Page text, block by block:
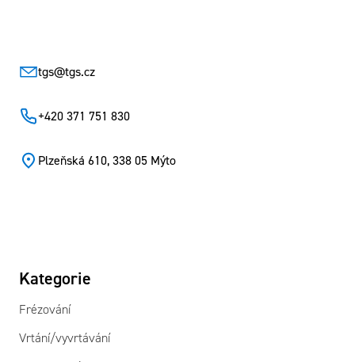
tgs@tgs.cz
+420 371 751 830
Plzeňská 610, 338 05 Mýto
Kategorie
Frézování
Vrtání/vyvrtávání